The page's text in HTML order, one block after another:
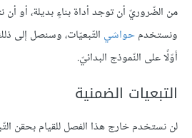
من الضّروريّ أن توجد أداة بناءٍ بديلة، أو أن
ونستخدمحواشي التّبعيّات، وسنصل إلى
أوّلًا على النّموذج البدائيّ.
التبعيات الضمنية
لن نستخدم خارج هذا الفصل للقيام بحقن